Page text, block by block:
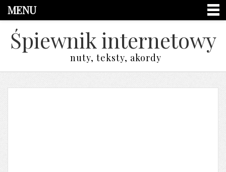
MENU
Śpiewnik internetowy
nuty, teksty, akordy